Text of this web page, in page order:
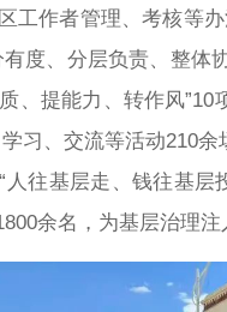
工作者管理、考核等
度、分层负责、整体
、提能力、转作风
习、交流等活动210
人往基层走、钱往基
余名，为基层治理